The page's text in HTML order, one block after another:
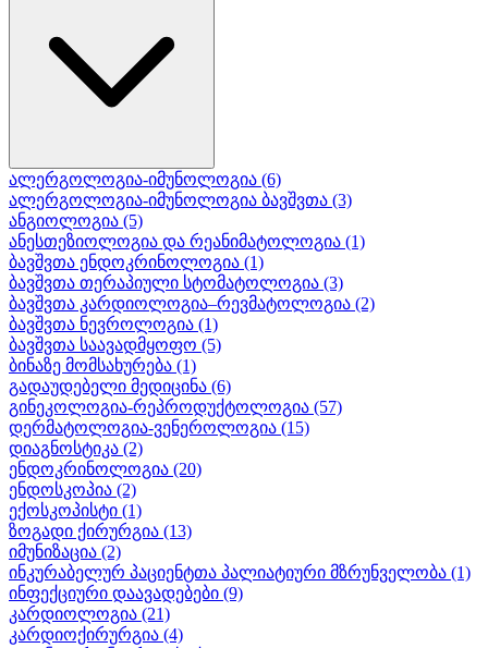
ალერგოლოგია-იმუნოლოგია (6)
ალერგოლოგია-იმუნოლოგია ბავშვთა (3)
ანგიოლოგია (5)
ანესთეზიოლოგია და რეანიმატოლოგია (1)
ბავშვთა ენდოკრინოლოგია (1)
ბავშვთა თერაპიული სტომატოლოგია (3)
ბავშვთა კარდიოლოგია–რევმატოლოგია (2)
ბავშვთა ნევროლოგია (1)
ბავშვთა საავადმყოფო (5)
ბინაზე მომსახურება (1)
გადაუდებელი მედიცინა (6)
გინეკოლოგია-რეპროდუქტოლოგია (57)
დერმატოლოგია-ვენეროლოგია (15)
დიაგნოსტიკა (2)
ენდოკრინოლოგია (20)
ენდოსკოპია (2)
ექოსკოპისტი (1)
ზოგადი ქირურგია (13)
იმუნიზაცია (2)
ინკურაბელურ პაციენტთა პალიატიური მზრუნველობა (1)
ინფექციური დაავადებები (9)
კარდიოლოგია (21)
კარდიოქირურგია (4)